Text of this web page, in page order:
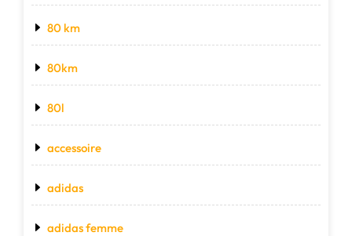
80 km
80km
80l
accessoire
adidas
adidas femme